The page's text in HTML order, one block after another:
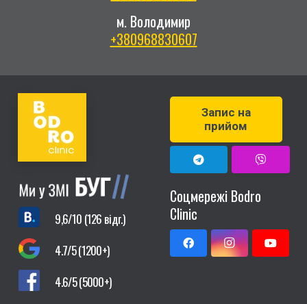
м. Володимир
+380968830607
9,6/10 (126 відг.)
4.7/5 (1200+)
4.6/5 (5000+)
Запис на
прийом
Соцмережі Bodro
Clinic